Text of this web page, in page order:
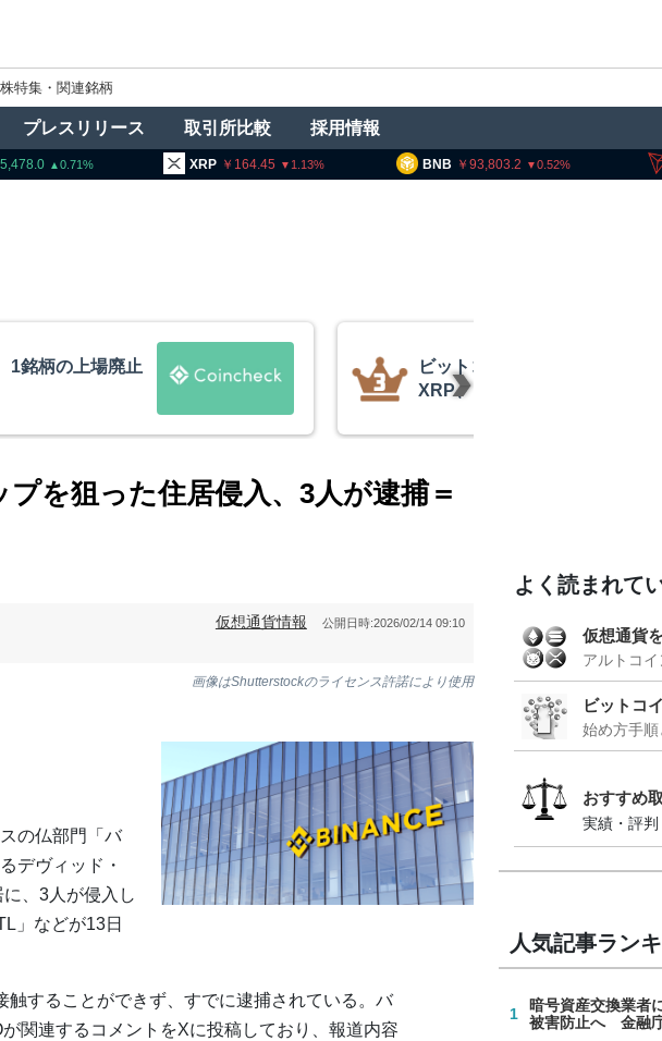
株特集・関連銘柄
プレスリリース 取引所比較 採用情報
0.71 XRP 164.45 1.13 BNB 93,803.2 0.52
1銘柄の上場廃止
ビットコイン・イーサリアム・
XRP、「弱気相場の最終段階に
を狙った住居侵入、3人が逮捕＝
仮想通貨情報 公開日時:2026/02/14 09:10
画像はShutterstockのライセンス許諾により使用
の仏部門「バ
デヴィッド・
、3人が侵入し
」などが13日
することができず、すでに逮捕されている。バ
関連するコメントをXに投稿しており、報道内容
よく読まれて
仮想通貨
アルトコイ
ビットコ
始め方手
おすすめ
実績・評判
人気記事ラン
1
暗号資産交換業者
被害防止へ 金融